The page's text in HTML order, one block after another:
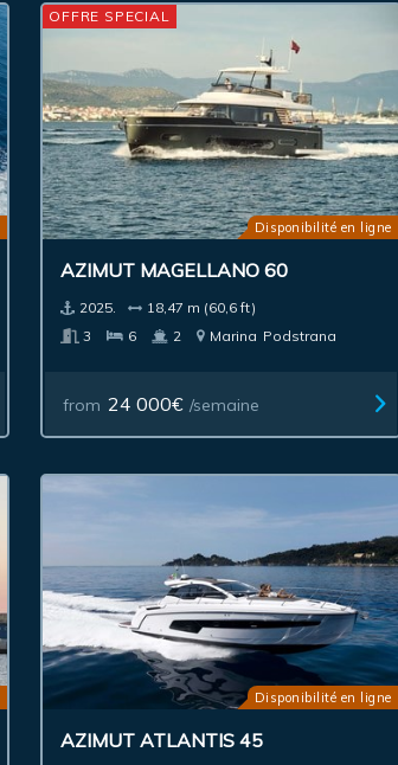
Disponibilité en ligne
AZIMUT MAGELLANO 60
2025.
18,47 m (60,6 ft)
3
6 2 Marina Podstrana
from 24 000€ /semaine
OFFRE SPECIAL
Disponibilité en ligne
AZIMUT ATLANTIS 45